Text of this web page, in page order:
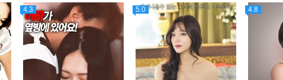
4.3 5.0 4.8